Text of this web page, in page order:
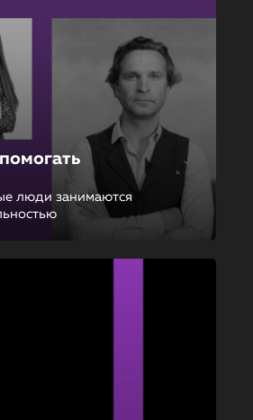
люди занимаются